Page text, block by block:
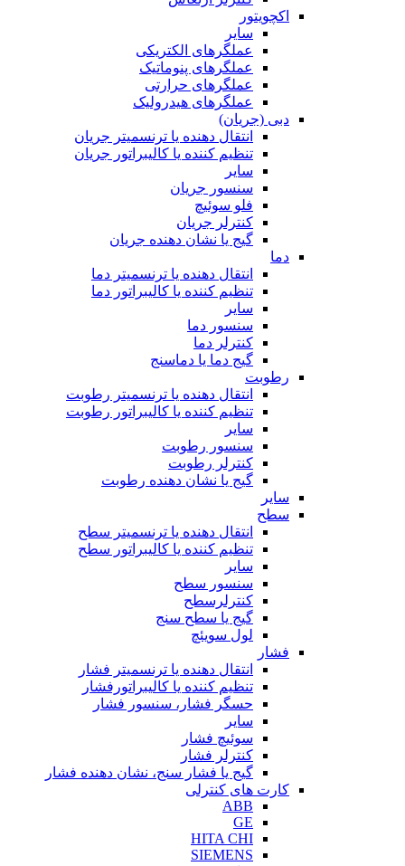
اکچویتور
سایر
عملگرهای الکتریکی
عملگرهای پنوماتیک
عملگرهای حرارتی
عملگرهای هیدرولیک
دبی (جریان)
انتقال دهنده یا ترنسمیتر جریان
تنظیم کننده یا کالیبراتور جریان
سایر
سنسور جریان
فلو سوئیچ
کنترلر جریان
گیج یا نشان دهنده جریان
دما
انتقال دهنده یا ترنسمیتر دما
تنظیم کننده یا کالیبراتور دما
سایر
سنسور دما
کنترلر دما
گیج دما یا دماسنج
رطوبت
انتقال دهنده یا ترنسمیتر رطوبت
تنظیم کننده یا کالیبراتور رطوبت
سایر
سنسور رطوبت
کنترلر رطوبت
گیج یا نشان دهنده رطوبت
سایر
سطح
انتقال دهنده یا ترنسمیتر سطح
تنظیم کننده یا کالیبراتور سطح
سایر
سنسور سطح
کنترلرسطح
گیج یا سطح سنج
لول سویئچ
فشار
انتقال دهنده یا ترنسمیتر فشار
تنظیم کننده یا کالیبراتورفشار
حسگر فشار، سنسور فشار
سایر
سوئیچ فشار
کنترلر فشار
گیج یا فشار سنج، نشان دهنده فشار
کارت های کنترلی
ABB
GE
HITA CHI
SIEMENS